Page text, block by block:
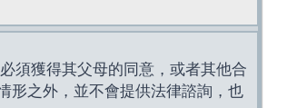
須獲得其父母的同意，或者其他合
形之外，並不會提供法律諮詢，也